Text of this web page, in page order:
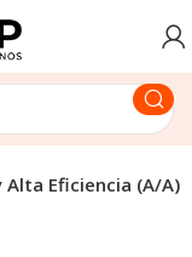
Alta Eficiencia (A/A)